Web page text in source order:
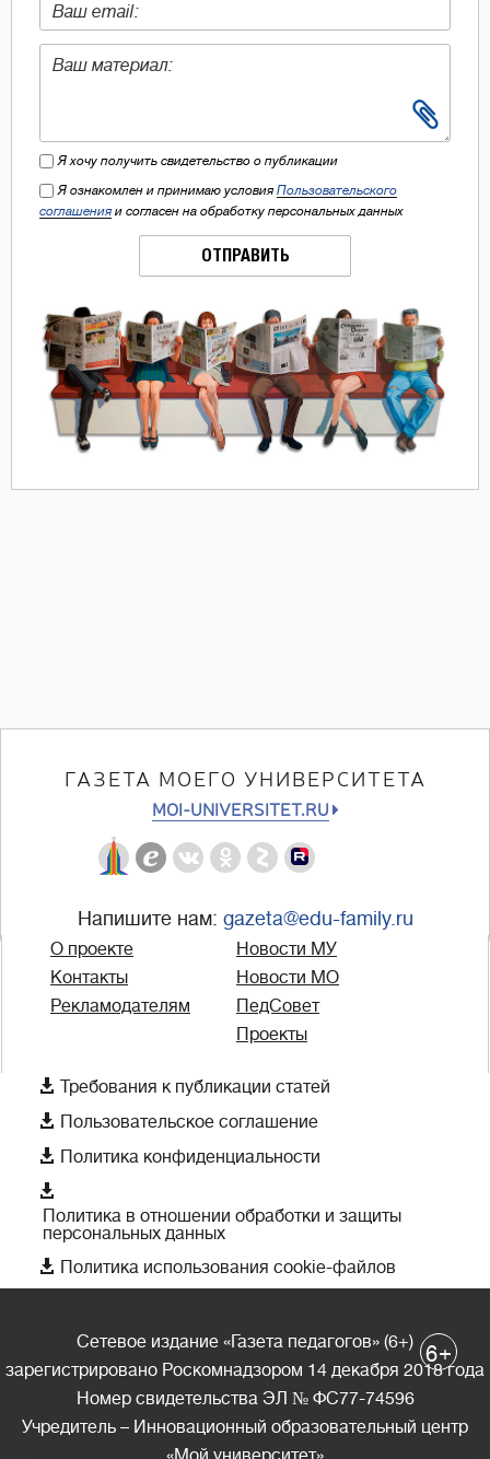
Я хочу получить свидетельство о публикации
Я ознакомлен и принимаю условия Пользовательского
соглашения и согласен на обработку персональных данных
ОТПРАВИТЬ
ГАЗЕТА МОЕГО УНИВЕРСИТЕТА
MOI-UNIVERSITET.RU
Напишите нам: gazeta@edu-family.ru
О проекте
Контакты
Рекламодателям
Новости МУ
Новости МО
ПедСовет
Проекты
 Требования к публикации статей
 Пользовательское соглашение
 Политика конфиденциальности

Политика в отношении обработки и защиты
персональных данных
 Политика использования cookie-файлов
Сетевое издание «Газета педагогов» (6+)
зарегистрировано Роскомнадзором 14 декабря 2018 года
Номер свидетельства ЭЛ № ФС77-74596
Учредитель – Инновационный образовательный центр
6+